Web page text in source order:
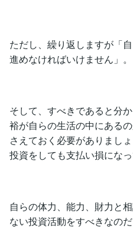
ただし、繰り返しますが「
進めなければいけません」。
そして、すべきであると分
裕が自らの生活の中にある
さえておく必要がありまし
投資をしても支払い損になっ
自らの体力、能力、財力と
ない投資活動をすべきなのだ